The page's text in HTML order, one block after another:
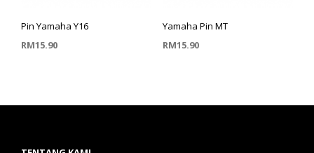
Pin Yamaha Y16
RM15.90
Yamaha Pin MT
RM15.90